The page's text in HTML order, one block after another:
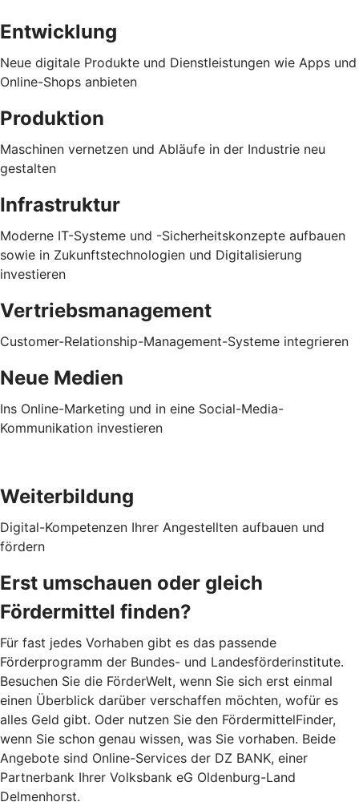
Entwicklung
Neue digitale Produkte und Dienstleistungen wie Apps und
Online-Shops anbieten
Produktion
Maschinen vernetzen und Abläufe in der Industrie neu
gestalten
Infrastruktur
Moderne IT-Systeme und -Sicherheitskonzepte aufbauen
sowie in Zukunftstechnologien und Digitalisierung
investieren
Vertriebsmanagement
Customer-Relationship-Management-Systeme integrieren
Neue Medien
Ins Online-Marketing und in eine Social-Media-
Kommunikation investieren
Weiterbildung
Digital-Kompetenzen Ihrer Angestellten aufbauen und
fördern
Erst umschauen oder gleich
Fördermittel finden?
Für fast jedes Vorhaben gibt es das passende
Förderprogramm der Bundes- und Landesförderinstitute.
Besuchen Sie die FörderWelt, wenn Sie sich erst einmal
einen Überblick darüber verschaffen möchten, wofür es
alles Geld gibt. Oder nutzen Sie den FördermittelFinder,
wenn Sie schon genau wissen, was Sie vorhaben. Beide
Angebote sind Online-Services der DZ BANK, einer
Partnerbank Ihrer Volksbank eG Oldenburg-Land
Delmenhorst.